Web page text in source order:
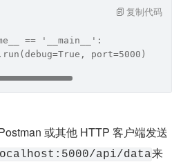
== '__main__':
port=5000)  # 可
复制代码
或其他 HTTP 客户端发送
api/data来